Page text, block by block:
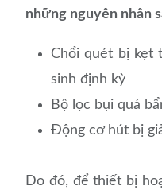
những nguyên nhân
Chổi quét bị kẹt
sinh định kỳ
Bộ lọc bụi quá
Động cơ hút bị
Do đó, để thiết bị